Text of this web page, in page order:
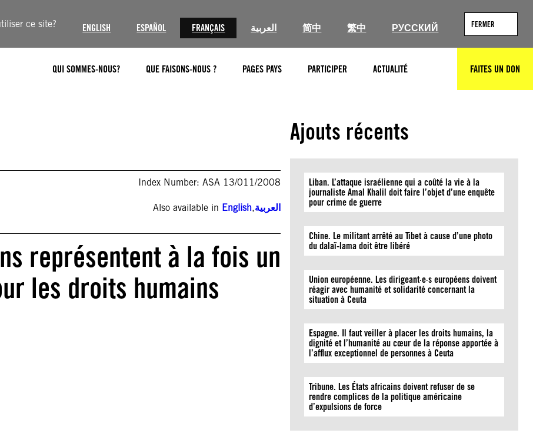
ce site? ENGLISH ESPAÑOL FRANÇAIS العربية 简中 繁中 РУССКИЙ FERMER
QUI SOMMES-NOUS? QUE FAISONS-NOUS ? PAGES PAYS PARTICIPER ACTUALITÉ RECHERCHERFAITES UN DON
Index Number: ASA 13/011/2008
Also available in English,العربية
représentent à la fois un
les droits humains
Ajouts récents
Liban. L’attaque israélienne qui a coûté la vie à la
journaliste Amal Khalil doit faire l’objet d’une enquête
pour crime de guerre
Chine. Le militant arrêté au Tibet à cause d’une photo
du dalaï-lama doit être libéré
Union européenne. Les dirigeant·e·s européens doivent
réagir avec humanité et solidarité concernant la
situation à Ceuta
Espagne. Il faut veiller à placer les droits humains, la
dignité et l’humanité au cœur de la réponse apportée à
l’afflux exceptionnel de personnes à Ceuta
Tribune. Les États africains doivent refuser de se
rendre complices de la politique américaine
d’expulsions de force